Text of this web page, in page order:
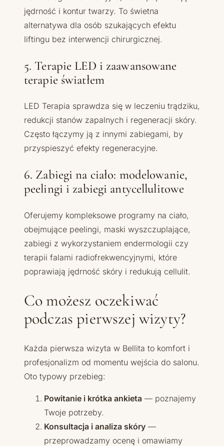
jędrność i kontur twarzy. To świetna
alternatywa dla osób szukających efektu
liftingu bez interwencji chirurgicznej.
5. Terapie LED i zaawansowane
terapie światłem
LED Terapia sprawdza się w leczeniu trądziku,
redukcji stanów zapalnych i regeneracji skóry.
Często łączymy ją z innymi zabiegami, by
przyspieszyć efekty regeneracyjne.
6. Zabiegi na ciało: modelowanie,
peelingi i zabiegi antycellulitowe
Oferujemy kompleksowe programy na ciało,
obejmujące peelingi, maski wyszczuplające,
zabiegi z wykorzystaniem endermologii czy
terapii falami radiofrekwencyjnymi, które
poprawiają jędrność skóry i redukują cellulit.
Co możesz oczekiwać
podczas pierwszej wizyty?
Każda pierwsza wizyta w Bellita to komfort i
profesjonalizm od momentu wejścia do salonu.
Oto typowy przebieg:
Powitanie i krótka ankieta — poznajemy
Twoje potrzeby.
Konsultacja i analiza skóry —
przeprowadzamy ocenę i omawiamy